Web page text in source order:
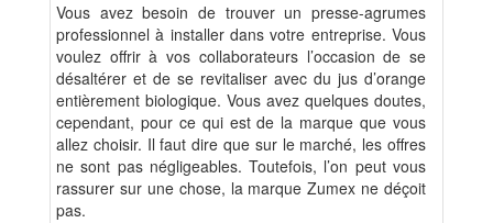
Vous avez besoin de trouver un presse-agrumes
professionnel à installer dans votre entreprise. Vous
voulez offrir à vos collaborateurs l’occasion de se
désaltérer et de se revitaliser avec du jus d’orange
entièrement biologique. Vous avez quelques doutes,
cependant, pour ce qui est de la marque que vous
allez choisir. Il faut dire que sur le marché, les offres
ne sont pas négligeables. Toutefois, l’on peut vous
rassurer sur une chose, la marque Zumex ne déçoit
pas.